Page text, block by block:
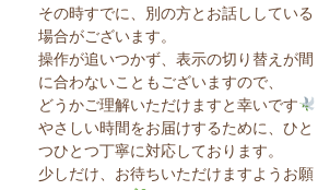
その時すでに、別の方とお話ししている
場合がございます。
操作が追いつかず、表示の切り替えが間
に合わないこともございますので、
どうかご理解いただけますと幸いです
やさしい時間をお届けするために、ひと
つひとつ丁寧に対応しております。
少しだけ、お待ちいただけますようお願